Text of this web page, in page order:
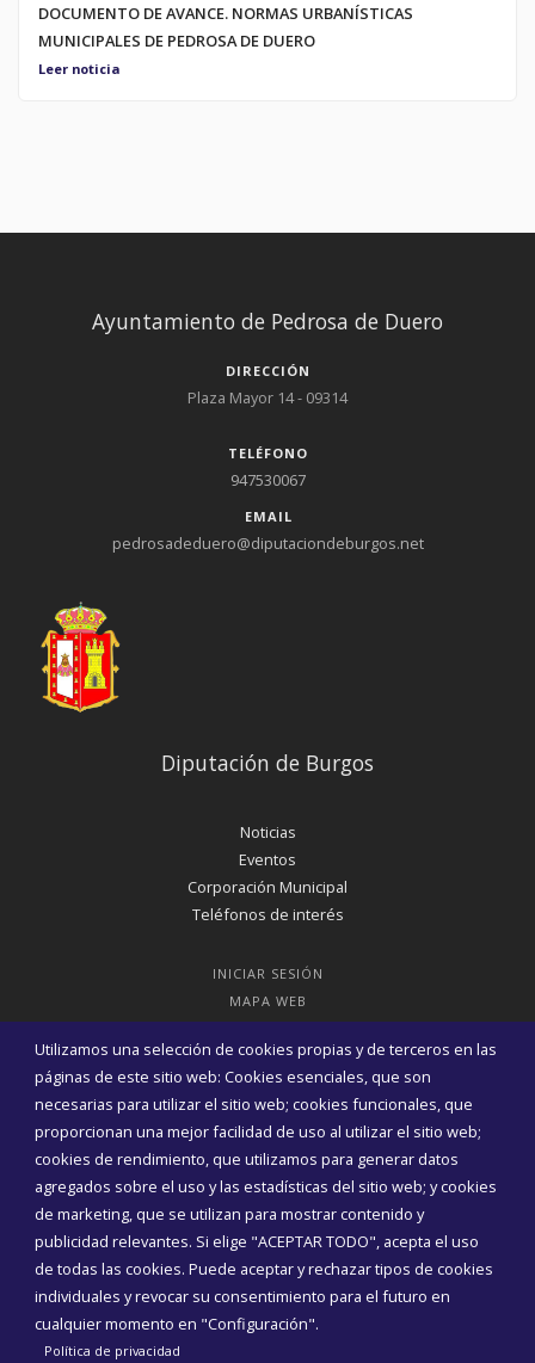
DOCUMENTO DE AVANCE. NORMAS URBANÍSTICAS
MUNICIPALES DE PEDROSA DE DUERO
7 de Marzo de 2011 Planos de Información: Estructura urbana y
Leer noticia
Utilizamos una selección de cookies propias y de terceros en las
páginas de este sitio web: Cookies esenciales, que son
necesarias para utilizar el sitio web; cookies funcionales, que
proporcionan una mejor facilidad de uso al utilizar el sitio web;
cookies de rendimiento, que utilizamos para generar datos
agregados sobre el uso y las estadísticas del sitio web; y cookies
de marketing, que se utilizan para mostrar contenido y
publicidad relevantes. Si elige "ACEPTAR TODO", acepta el uso
de todas las cookies. Puede aceptar y rechazar tipos de cookies
individuales y revocar su consentimiento para el futuro en
cualquier momento en "Configuración".
Política de privacidad
Ayuntamiento de Pedrosa de Duero
DIRECCIÓN
Plaza Mayor 14 - 09314
TELÉFONO
947530067
EMAIL
pedrosadeduero@diputaciondeburgos.net
Diputación de Burgos
Noticias
Eventos
Corporación Municipal
Teléfonos de interés
INICIAR SESIÓN
MAPA WEB
Aviso Legal Política de privacidad